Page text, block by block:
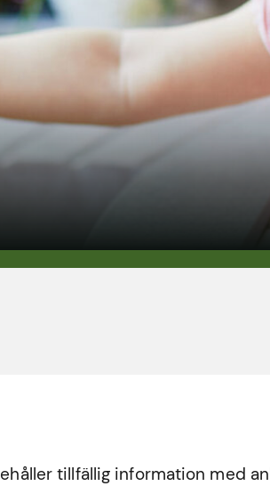
tillfällig information med